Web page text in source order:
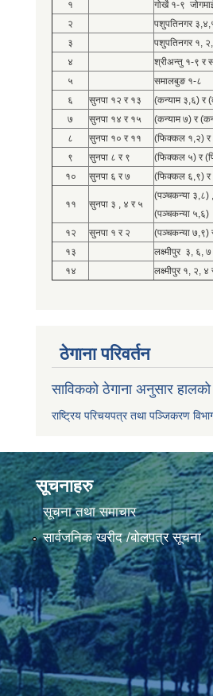
१
गोर्खे १-९
२
पशुपतिनगर
३
पशुपतिनगर १,
४
श्रीअन्तु १-९ र
५
समालबुङ १-८
६
सुनपा १२ र १३
(कन्याम ३,६) र
७
सुनपा १४ र १५
(कन्याम ७) र
८
सुनपा १० र ११
(फिक्कल १,२) र
९
सुनपा ८ र ९
(फिक्कल ५) र
१०
सुनपा ६ र ७ (फिक्कल ६,९)
११ सुनपा ३ , ४ र ५
(पञ्चकन्या ३,८)
(पञ्चकन्या ५,६)
१२
सुनपा १ र २
(पञ्चकन्या ७,९)
१३
लक्ष्मीपुर ३, ६,
१४
लक्ष्मीपुर १, २, ४
ठेगाना परिवर्तन
साविकको ठेगाना अनुसार हालको
राष्ट्रिय परिचयपत्र तथा पञ्जिकरण
सूचनाहरु
सूचना तथा समाचार
सार्वजनिक खरीद /बोलपत्र सूचना